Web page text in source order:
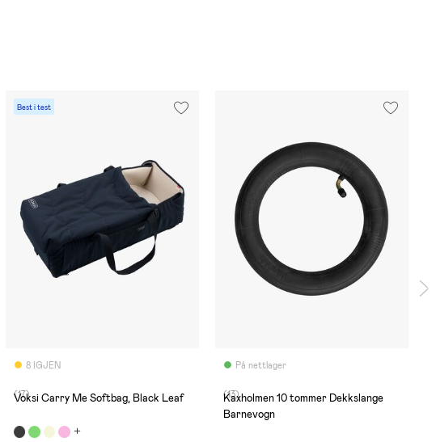
Best i test
8 IGJEN
(17)
Voksi Carry Me Softbag, Black Leaf
På nettlager
(13)
Kaxholmen 10 tommer Dekkslange
Barnevogn